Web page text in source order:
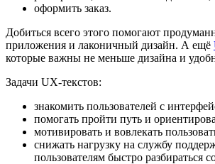
оформить заказ.
Добиться всего этого помогают
приложения и лаконичный дизайн. А ещё
которые важны не меньше дизайна и
Задачи UX-текстов:
знакомить пользователей с
помогать пройти путь и
мотивировать и вовлекать
снижать нагрузку на службу
пользователям быстро разбираться